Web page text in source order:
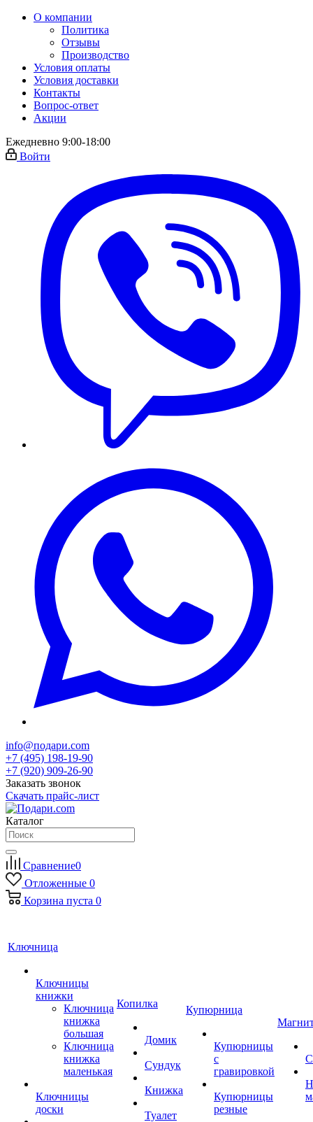
О компании
Политика
Отзывы
Производство
Условия оплаты
Условия доставки
Контакты
Вопрос-ответ
Акции
Ежедневно 9:00-18:00
Войти
info@подари.com
+7 (495) 198-19-90
+7 (920) 909-26-90
Заказать звонок
Скачать прайс-лист
Каталог
Сравнение0
Отложенные 0
Корзина пуста 0
Ключница
Ключницы
книжки
Ключница
книжка
большая
Ключница
книжка
маленькая
Ключницы
доски
Копилка
Домик
Сундук
Книжка
Туалет
Купюрница
Купюрницы
с
гравировкой
Купюрницы
резные